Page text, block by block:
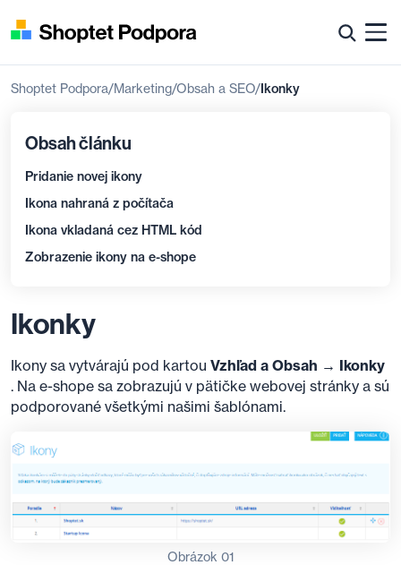
Shoptet Podpora Marketing Obsah a SEO Ikonky
Obsah článku
Pridanie novej ikony
Ikona nahraná z počítača
Ikona vkladaná cez HTML kód
Zobrazenie ikony na e-shope
Ikonky
Ikony sa vytvárajú pod kartou Vzhľad a Obsah → Ikonky
. Na e-shope sa zobrazujú v pätičke webovej stránky a sú
podporované všetkými našimi šablónami.
Obrázok 01